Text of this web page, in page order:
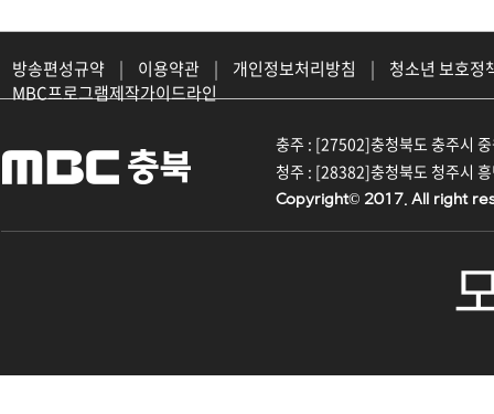
방송편성규약 | 이용약관 | 개인정보처리방침 |
청소년 보호정
MBC프로그램제작가이드라인
충주 : [27502]충청북도 충주시
청주 : [28382]충청북도 청주시
Copyright© 2017. All right